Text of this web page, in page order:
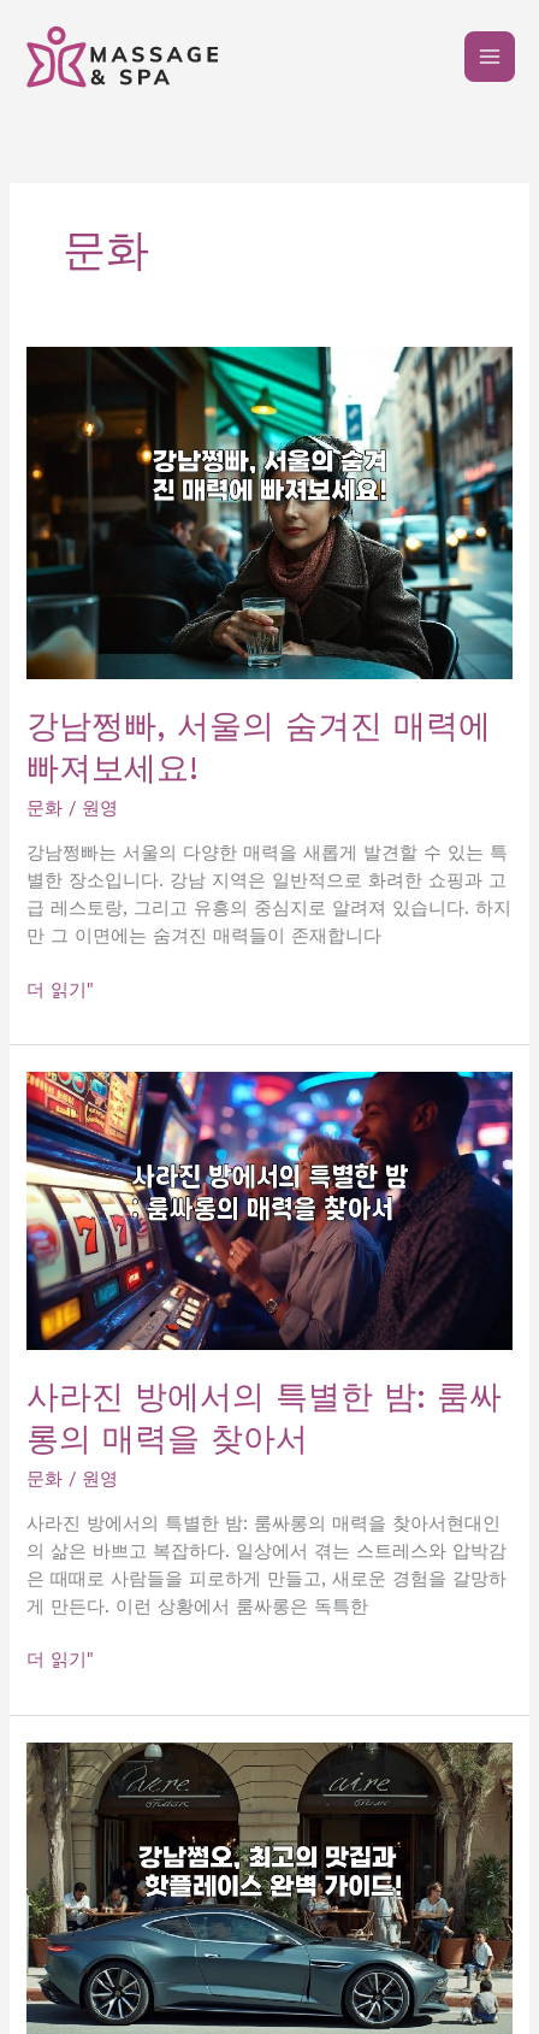
문화
강남쩡빠, 서울의 숨겨진 매력에
빠져보세요!
문화 / 원영
강남쩡빠는 서울의 다양한 매력을 새롭게 발견할 수 있는 특
별한 장소입니다. 강남 지역은 일반적으로 화려한 쇼핑과 고
급 레스토랑, 그리고 유흥의 중심지로 알려져 있습니다. 하지
만 그 이면에는 숨겨진 매력들이 존재합니다
강
쩡
빠,
서
울
의
숨
겨
진
매
력
에
빠
보
세
요!
더 읽기"
사라진 방에서의 특별한 밤: 룸싸
롱의 매력을 찾아서
문화 / 원영
사라진 방에서의 특별한 밤: 룸싸롱의 매력을 찾아서현대인
의 삶은 바쁘고 복잡하다. 일상에서 겪는 스트레스와 압박감
은 때때로 사람들을 피로하게 만들고, 새로운 경험을 갈망하
게 만든다. 이런 상황에서 룸싸롱은 독특한
사
진
방
에
서
별
한
밤:
룸
싸
롱
더 읽기"